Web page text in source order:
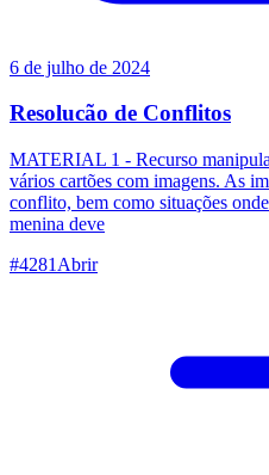
6 de julho de 2024
Resolucão de Conflitos
MATERIAL 1 - Recurso
vários cartões com imagens. As
conflito, bem como situações
menina deve
#4281 Abrir